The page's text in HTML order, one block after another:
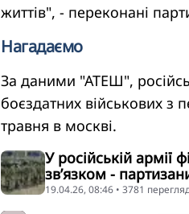
життів", - переконані
Нагадаємо
За даними "АТЕШ",
боєздатних військових з
травня в москві.
У російській армії
зв’язком -
19.04.26, 08:46 • 3781